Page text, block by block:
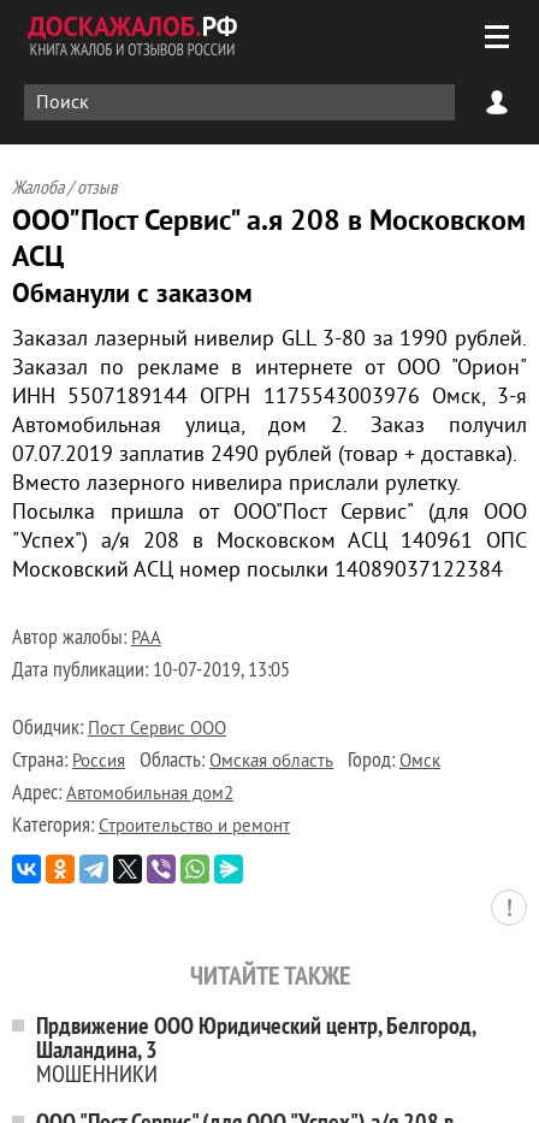
Жалоба / отзыв
ООО"Пост Сервис" а.я 208 в Московском
АСЦ
Обманули с заказом
Заказал лазерный нивелир GLL 3-80 за 1990 рублей.
Заказал по рекламе в интернете от ООО "Орион"
ИНН 5507189144 ОГРН 1175543003976 Омск, 3-я
Автомобильная улица, дом 2. Заказ получил
07.07.2019 заплатив 2490 рублей (товар + доставка).
Вместо лазерного нивелира прислали рулетку.
Посылка пришла от ООО"Пост Сервис" (для ООО
"Успех") а/я 208 в Московском АСЦ 140961 ОПС
Московский АСЦ номер посылки 14089037122384
Автор жалобы: PAA
Дата публикации: 10-07-2019, 13:05
Обидчик: Пост Сервис ООО
Страна: Россия Область: Омская область Город: Омск
Адрес: Автомобильная дом2
Категория: Строительство и ремонт
ЧИТАЙТЕ ТАКЖЕ
Прдвижение ООО Юридический центр, Белгород,
Шаландина, 3
МОШЕННИКИ